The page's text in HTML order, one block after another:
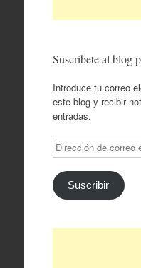
Suscríbete al blog
Introduce tu correo
este blog y recibir
entradas.
Dirección
de
correo
electrónico
Suscribir